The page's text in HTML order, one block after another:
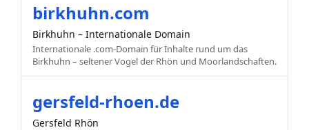
birkhuhn.com
Birkhuhn – Internationale Domain
Internationale .com-Domain für Inhalte rund um das
Birkhuhn – seltener Vogel der Rhön und Moorlandschaften.
gersfeld-rhoen.de
Gersfeld Rhön